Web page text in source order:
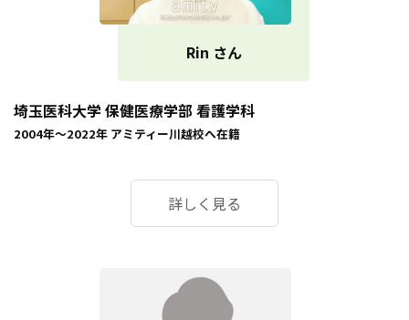
Rin さん
埼玉医科大学 保健医療学部 看護学科
2004年～2022年 アミティー川越校へ在籍
詳しく見る